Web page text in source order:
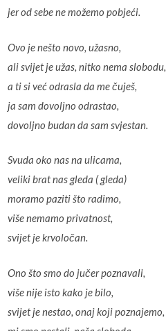
jer od sebe ne možemo pobjeći.
Ovo je nešto novo, užasno,
ali svijet je užas, nitko nema slobodu,
a ti si već odrasla da me čuješ,
ja sam dovoljno odrastao,
dovoljno budan da sam svjestan.
Svuda oko nas na ulicama,
veliki brat nas gleda ( gleda)
moramo paziti što radimo,
više nemamo privatnost,
svijet je krvoločan.
Ono što smo do jučer poznavali,
više nije isto kako je bilo,
svijet je nestao, onaj koji poznajemo,